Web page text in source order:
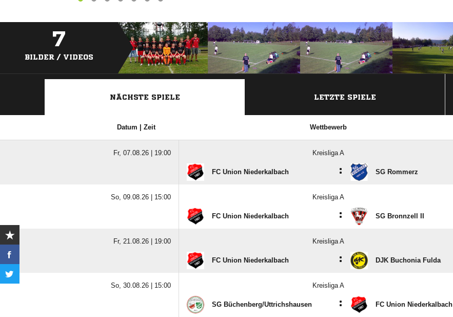
7
BILDER / VIDEOS
NÄCHSTE SPIELE LETZTE SPIELE
Datum | Zeit Wettbewerb
Fr, 07.08.26 | 19:00 Kreisliga A
FC Union Niederkalbach : SG Rommerz
So, 09.08.26 | 15:00 Kreisliga A
FC Union Niederkalbach : SG Bronnzell II
Fr, 21.08.26 | 19:00 Kreisliga A
FC Union Niederkalbach : DJK Buchonia Fulda
So, 30.08.26 | 15:00 Kreisliga A
SG Büchenberg/​Uttrichshausen : FC Union Niederkalbach